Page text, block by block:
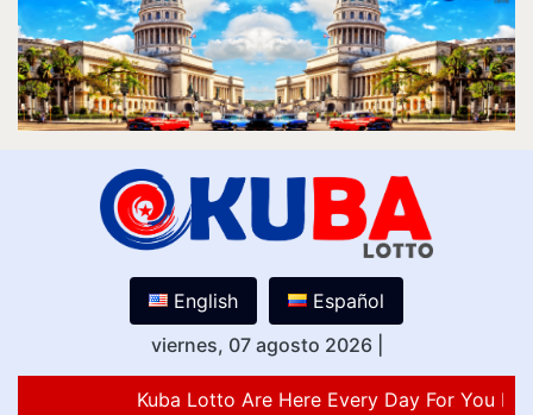
English
Español
viernes, 07 agosto 2026
Kuba Lotto Are Here Every Day For You